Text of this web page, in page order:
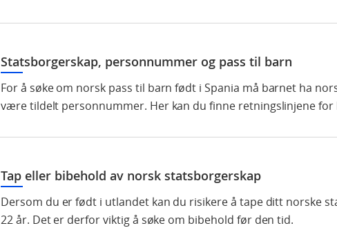
Statsborgerskap, personnummer og pass til barn
For å søke om norsk pass til barn født i Spania må barnet ha
være tildelt personnummer. Her kan du finne retningslinjene for
Tap eller bibehold av norsk statsborgerskap
Dersom du er født i utlandet kan du risikere å tape ditt norske
22 år. Det er derfor viktig å søke om bibehold før den tid.